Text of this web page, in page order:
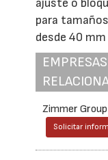
ajuste o
para
desde 40
Zimmer
Solicitar